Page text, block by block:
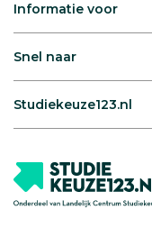
Informatie voor
Snel naar
Studiekeuze123.nl